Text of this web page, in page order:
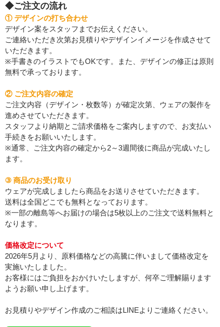
◆ご注文の流れ
① デザインの打ち合わせ
デザイン案をスタッフまでお伝えください。
ご連絡いただき次第お見積りやデザインイメージを作成させて
いただきます。
※手書きのイラストでもOKです。また、デザインの修正は原則
無料で承っております。
② ご注文内容の確定
ご注文内容（デザイン・枚数等）が確定次第、ウェアの製作を
進めさせていただきます。
スタッフより納期とご請求価格をご案内しますので、お支払い
手続きをお願いいたします。
※通常、ご注文内容の確定から2～3週間後に商品が完成いたし
ます。
③ 商品のお受け取り
ウェアが完成しましたら商品をお送りさせていただきます。
送料は全国どこでも無料となっております。
※一部の離島等へお届けの場合は5枚以上のご注文で送料無料と
なります。
価格改定について
2026年5月より、原料価格などの高騰に伴いまして価格改定を
実施いたしました。
お客様にはご負担をおかけいたしますが、何卒ご理解賜ります
ようお願い申し上げます。
お見積りやデザイン作成のご相談はLINEよりご連絡ください。